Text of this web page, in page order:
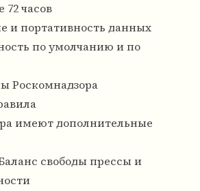
72 часов
и портативность данных
по умолчанию и по
Роскомнадзора
имеют дополнительные
свободы прессы и